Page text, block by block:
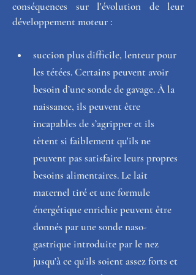
conséquences sur l'évolution de leur
développement moteur :
succion plus difficile, lenteur pour
les tétées. Certains peuvent avoir
besoin d’une sonde de gavage. À la
naissance, ils peuvent être
incapables de s’agripper et ils
tètent si faiblement qu'ils ne
peuvent pas satisfaire leurs propres
besoins alimentaires. Le lait
maternel tiré et une formule
énergétique enrichie peuvent être
donnés par une sonde naso-
gastrique introduite par le nez
jusqu'à ce qu'ils soient assez forts et